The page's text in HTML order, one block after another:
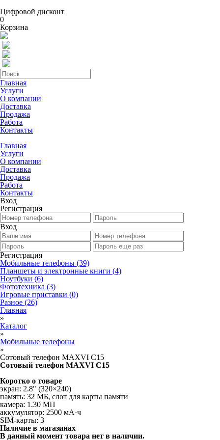
Цифровой дисконт
0
Корзина
Главная
Услуги
О компании
Доставка
Продажа
Работа
Контакты
Главная
Услуги
О компании
Доставка
Продажа
Работа
Контакты
Вход
Регистрация
Вход
Регистрация
Мобильные телефоны (39)
Планшеты и электронные книги (4)
Ноутбуки (6)
Фототехника (3)
Игровые приставки (0)
Разное (26)
Главная
»
Каталог
»
Мобильные телефоны
»
Сотовый телефон MAXVI C15
Сотовый телефон MAXVI C15
Коротко о товаре
экран: 2.8" (320×240)
память: 32 МБ, слот для карты памяти
камера: 1.30 МП
аккумулятор: 2500 мА·ч
SIM-карты: 3
Наличие в магазинах
В данный момент товара нет в наличии.